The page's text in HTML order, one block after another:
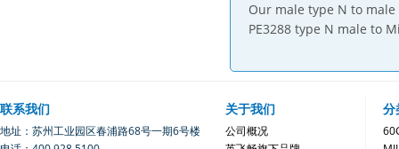
Our male type N to
PE3288 type N male to
联系我们
地址：苏州工业园区春浦路68号一期6号楼
关于我们
公司概况
分